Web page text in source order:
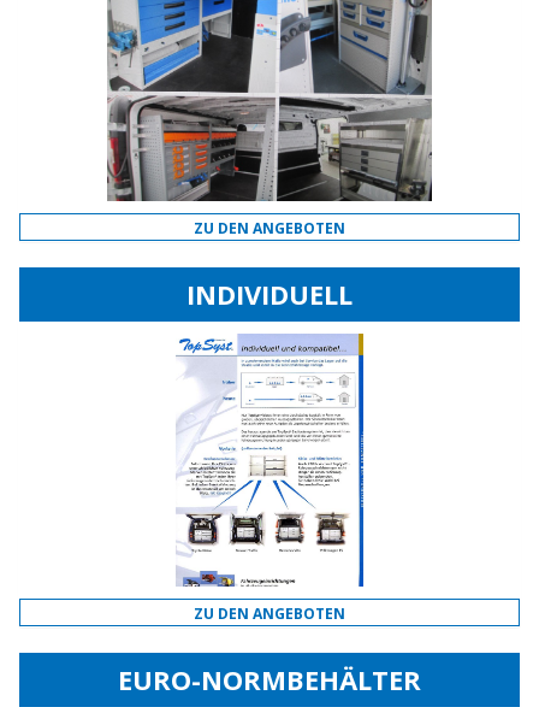
ZU DEN ANGEBOTEN
INDIVIDUELL
ZU DEN ANGEBOTEN
EURO-NORMBEHÄLTER